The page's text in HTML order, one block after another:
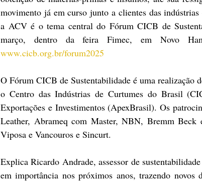
movimento já em curso junto a clientes das
a ACV é o tema central do Fórum CICB de
www.cicb.org.br/forum2025
O Fórum CICB de Sustentabilidade é uma realização
o Centro das Indústrias de Curtumes do Brasil
Exportações e Investimentos (ApexBrasil). Os
Leather, Abrameq com Master, NBN, Bremm
Viposa e Vancouros e Sincurt.
Explica Ricardo Andrade, assessor de
em importância nos próximos anos, trazendo novos